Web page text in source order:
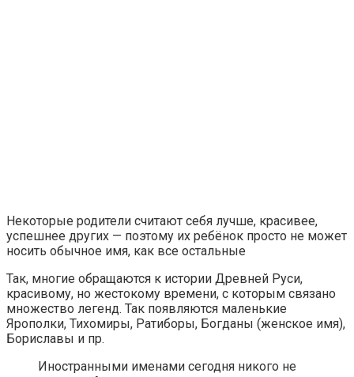
Некоторые родители считают себя лучше, красивее,
успешнее других — поэтому их ребёнок просто не может
носить обычное имя, как все остальные
Так, многие обращаются к истории Древней Руси,
красивому, но жестокому времени, с которым связано
множество легенд. Так появляются маленькие
Ярополки, Тихомиры, Ратиборы, Богданы (женское имя),
Бориславы и пр.
Иностранными именами сегодня никого не